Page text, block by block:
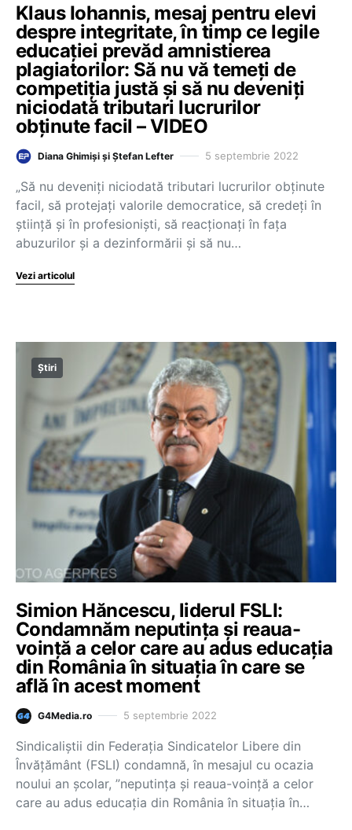
Klaus Iohannis, mesaj pentru elevi
despre integritate, în timp ce legile
educației prevăd amnistierea
plagiatorilor: Să nu vă temeți de
competiția justă și să nu deveniți
niciodată tributari lucrurilor
obținute facil – VIDEO
Diana Ghimiși și Ștefan Lefter 5 septembrie 2022
„Să nu deveniți niciodată tributari lucrurilor obținute
facil, să protejați valorile democratice, să credeți în
știință și în profesioniști, să reacționați în fața
abuzurilor și a dezinformării și să nu…
Vezi articolul
Știri
Simion Hăncescu, liderul FSLI:
Condamnăm neputința și reaua-
voinţă a celor care au adus educația
din România în situația în care se
află în acest moment
G4Media.ro 5 septembrie 2022
Sindicaliștii din Federația Sindicatelor Libere din
Învățământ (FSLI) condamnă, în mesajul cu ocazia
noului an şcolar, ”neputinţa şi reaua-voinţă a celor
care au adus educaţia din România în situaţia în…